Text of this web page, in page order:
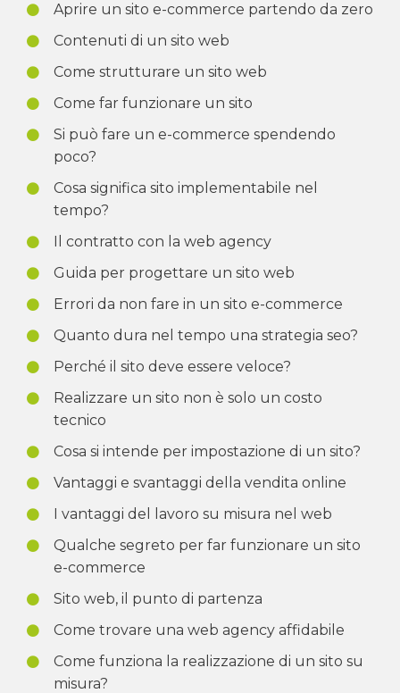
Aprire un sito e-commerce partendo da zero
Contenuti di un sito web
Come strutturare un sito web
Come far funzionare un sito
Si può fare un e-commerce spendendo
poco?
Cosa significa sito implementabile nel
tempo?
Il contratto con la web agency
Guida per progettare un sito web
Errori da non fare in un sito e-commerce
Quanto dura nel tempo una strategia seo?
Perché il sito deve essere veloce?
Realizzare un sito non è solo un costo
tecnico
Cosa si intende per impostazione di un sito?
Vantaggi e svantaggi della vendita online
I vantaggi del lavoro su misura nel web
Qualche segreto per far funzionare un sito
e-commerce
Sito web, il punto di partenza
Come trovare una web agency affidabile
Come funziona la realizzazione di un sito su
misura?